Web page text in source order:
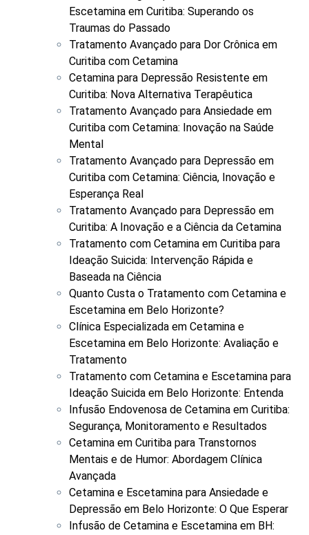
Escetamina em Curitiba: Superando os
Traumas do Passado
Tratamento Avançado para Dor Crônica em
Curitiba com Cetamina
Cetamina para Depressão Resistente em
Curitiba: Nova Alternativa Terapêutica
Tratamento Avançado para Ansiedade em
Curitiba com Cetamina: Inovação na Saúde
Mental
Tratamento Avançado para Depressão em
Curitiba com Cetamina: Ciência, Inovação e
Esperança Real
Tratamento Avançado para Depressão em
Curitiba: A Inovação e a Ciência da Cetamina
Tratamento com Cetamina em Curitiba para
Ideação Suicida: Intervenção Rápida e
Baseada na Ciência
Quanto Custa o Tratamento com Cetamina e
Escetamina em Belo Horizonte?
Clínica Especializada em Cetamina e
Escetamina em Belo Horizonte: Avaliação e
Tratamento
Tratamento com Cetamina e Escetamina para
Ideação Suicida em Belo Horizonte: Entenda
Infusão Endovenosa de Cetamina em Curitiba:
Segurança, Monitoramento e Resultados
Cetamina em Curitiba para Transtornos
Mentais e de Humor: Abordagem Clínica
Avançada
Cetamina e Escetamina para Ansiedade e
Depressão em Belo Horizonte: O Que Esperar
Infusão de Cetamina e Escetamina em BH: